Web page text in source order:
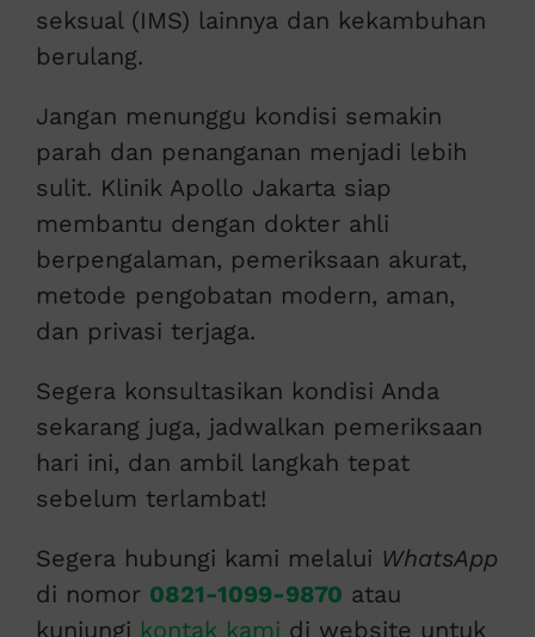
seksual (IMS) lainnya dan kekambuhan
berulang.
Jangan menunggu kondisi semakin
parah dan penanganan menjadi lebih
sulit. Klinik Apollo Jakarta siap
membantu dengan dokter ahli
berpengalaman, pemeriksaan akurat,
metode pengobatan modern, aman,
dan privasi terjaga.
Segera konsultasikan kondisi Anda
sekarang juga, jadwalkan pemeriksaan
hari ini, dan ambil langkah tepat
sebelum terlambat!
Segera hubungi kami melalui WhatsApp
di nomor 0821-1099-9870 atau
kunjungi kontak kami di website untuk